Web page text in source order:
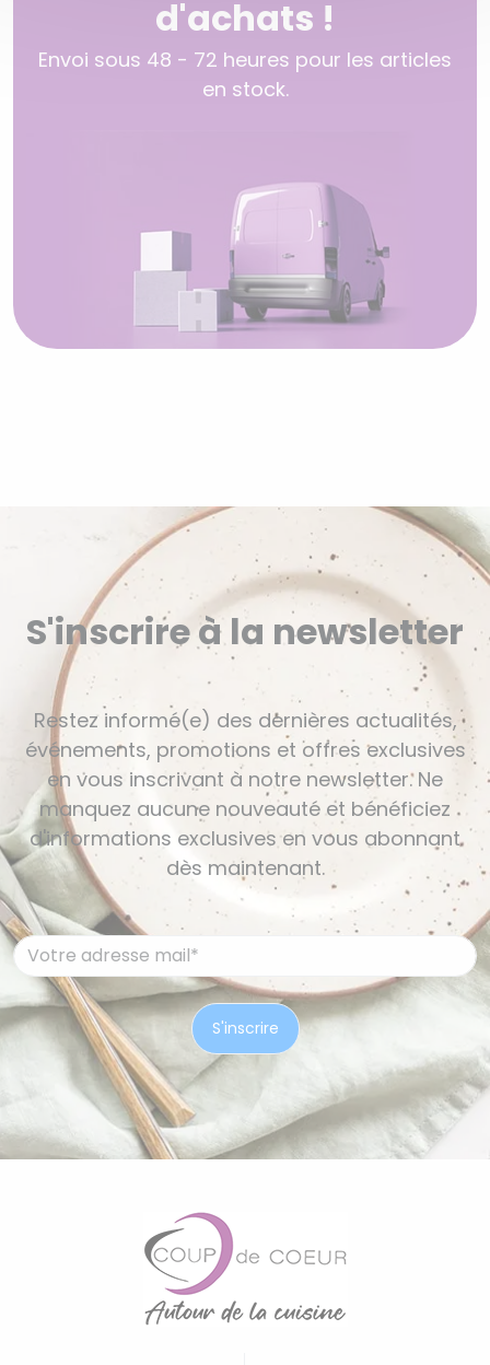
d'achats !
Envoi sous 48 - 72 heures pour les articles
en stock.
S'inscrire à la newsletter
Restez informé(e) des dernières actualités,
événements, promotions et offres exclusives
en vous inscrivant à notre newsletter. Ne
manquez aucune nouveauté et bénéficiez
d'informations exclusives en vous abonnant
dès maintenant.